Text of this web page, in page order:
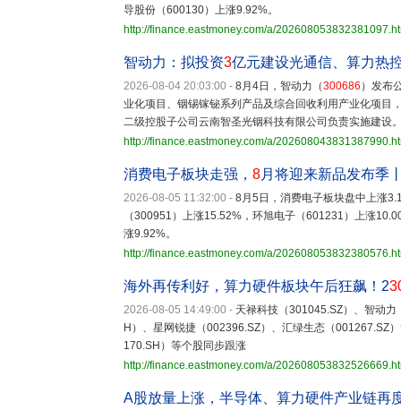
导股份（600130）上涨9.92%。
http://finance.eastmoney.com/a/
智动力：拟投资3亿元建设光通信、算力热
2026-08-04 20:03:00 - 8月4日，智动力（300686 ）发布
业化项目、铟锡镓铋系列产品及综合回收利用产业化项目
二级控股子公司云南智圣光铟科技有限公司负责实施建设
http://finance.eastmoney.com/a/
消费电子板块走强， 8月将迎来新品发布季
2026-08-05 11:32:00 - 8月5日，消费电子板块盘中上涨
（300951）上涨15.52%，环旭电子（601231）上涨
涨9.92%。
http://finance.eastmoney.com/a/
海外再传利好，算力硬件板块午后狂飙！2
2026-08-05 14:49:00 - 天禄科技（301045.SZ）、智动力
H）、星网锐捷（002396.SZ）、汇绿生态（001267.SZ
170.SH）等个股同步跟涨
http://finance.eastmoney.com/a/
A股放量上涨，半导体、算力硬件产业链再